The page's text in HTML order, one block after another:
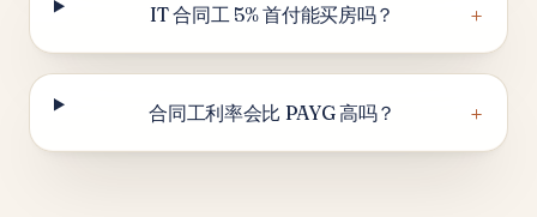
IT 合同工 5% 首付能买房吗？ +
合同工利率会比 PAYG 高吗？ +